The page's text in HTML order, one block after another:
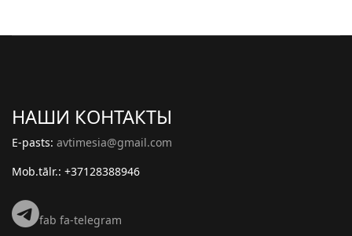
НАШИ КОНТАКТЫ
E-pasts: avtimesia@gmail.com
Mob.tālr.: +37128388946
fab fa-telegram